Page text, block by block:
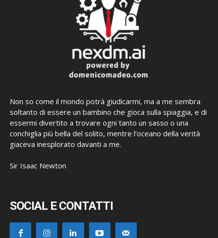
Non so come il mondo potrà giudicarmi, ma a me sembra
soltanto di essere un bambino che gioca sulla spiaggia, e di
essermi divertito a trovare ogni tanto un sasso o una
conchiglia più bella del solito, mentre l’oceano della verità
giaceva inesplorato davanti a me.
Sir Isaac Newton
SOCIAL E CONTATTI